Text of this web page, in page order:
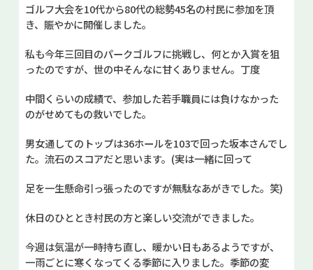
ゴルフ大会を10代から80代の総勢45名の村民に参加を頂
き、賑やかに開催しました。
私も今年三回目のパークゴルフに挑戦し、何とか入賞を狙
ったのですが、世の中そんなに甘くありません。丁度
中間くらいの成績で、参加した若手職員には負けなかった
のがせめてもの救いでした。
男女通してのトップは36ホールを103で回った坂本さんでし
た。流石のスコアだと思います。(実は一緒に回って
足を一生懸命引っ張ったのですが無駄なあがきでした。笑)
休日のひととき村民の方と楽しい交流ができました。
今週は気温が一時持ち直し、暖かい日もあるようですが、
一雨ごとに寒くなってくる季節に入りました。季節の変